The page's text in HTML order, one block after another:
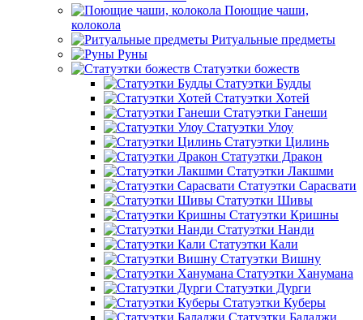
Поющие чаши,
колокола
Ритуальные предметы
Руны
Статуэтки божеств
Статуэтки Будды
Статуэтки Хотей
Статуэтки Ганеши
Статуэтки Улоу
Статуэтки Цилинь
Статуэтки Дракон
Статуэтки Лакшми
Статуэтки Сарасвати
Статуэтки Шивы
Статуэтки Кришны
Статуэтки Нанди
Статуэтки Кали
Статуэтки Вишну
Статуэтки Ханумана
Статуэтки Дурги
Статуэтки Куберы
Статуэтки Баладжи